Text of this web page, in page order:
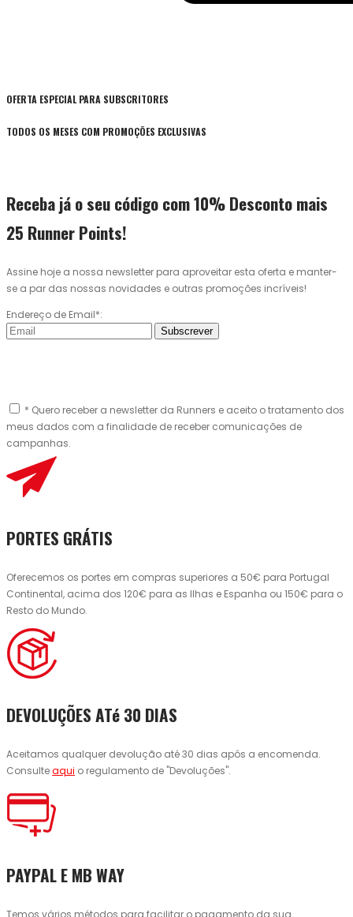
OFERTA ESPECIAL PARA SUBSCRITORES
TODOS OS MESES COM PROMOÇÕES EXCLUSIVAS
Receba já o seu código com 10% Desconto mais
25 Runner Points!
Assine hoje a nossa newsletter para aproveitar esta oferta e manter-
se a par das nossas novidades e outras promoções incríveis!
Endereço de Email*:
Subscrever
* Quero receber a newsletter da Runners e aceito o tratamento dos
meus dados com a finalidade de receber comunicações de
campanhas.
PORTES GRÁTIS
Oferecemos os portes em compras superiores a 50€ para Portugal
Continental, acima dos 120€ para as Ilhas e Espanha ou 150€ para o
Resto do Mundo.
DEVOLUÇÕES ATé 30 DIAS
Aceitamos qualquer devolução até 30 dias após a encomenda.
Consulteaqui o regulamento de "Devoluções".
PAYPAL E MB WAY